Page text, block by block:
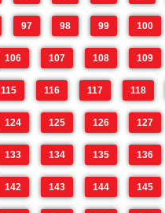
97 98 99 100
106 107 108 109
115 116 117 118
124 125 126 127
133 134 135 136
142 143 144 145